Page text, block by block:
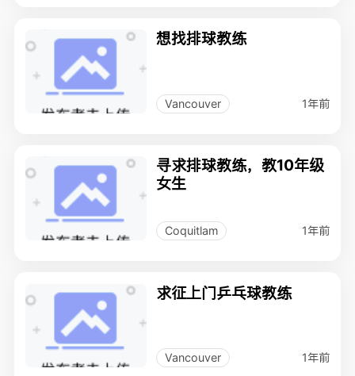
想找排球教练
Vancouver 1年前
寻求排球教练，教10年级
女生
Coquitlam 1年前
求征上门乒乓球教练
Vancouver 1年前